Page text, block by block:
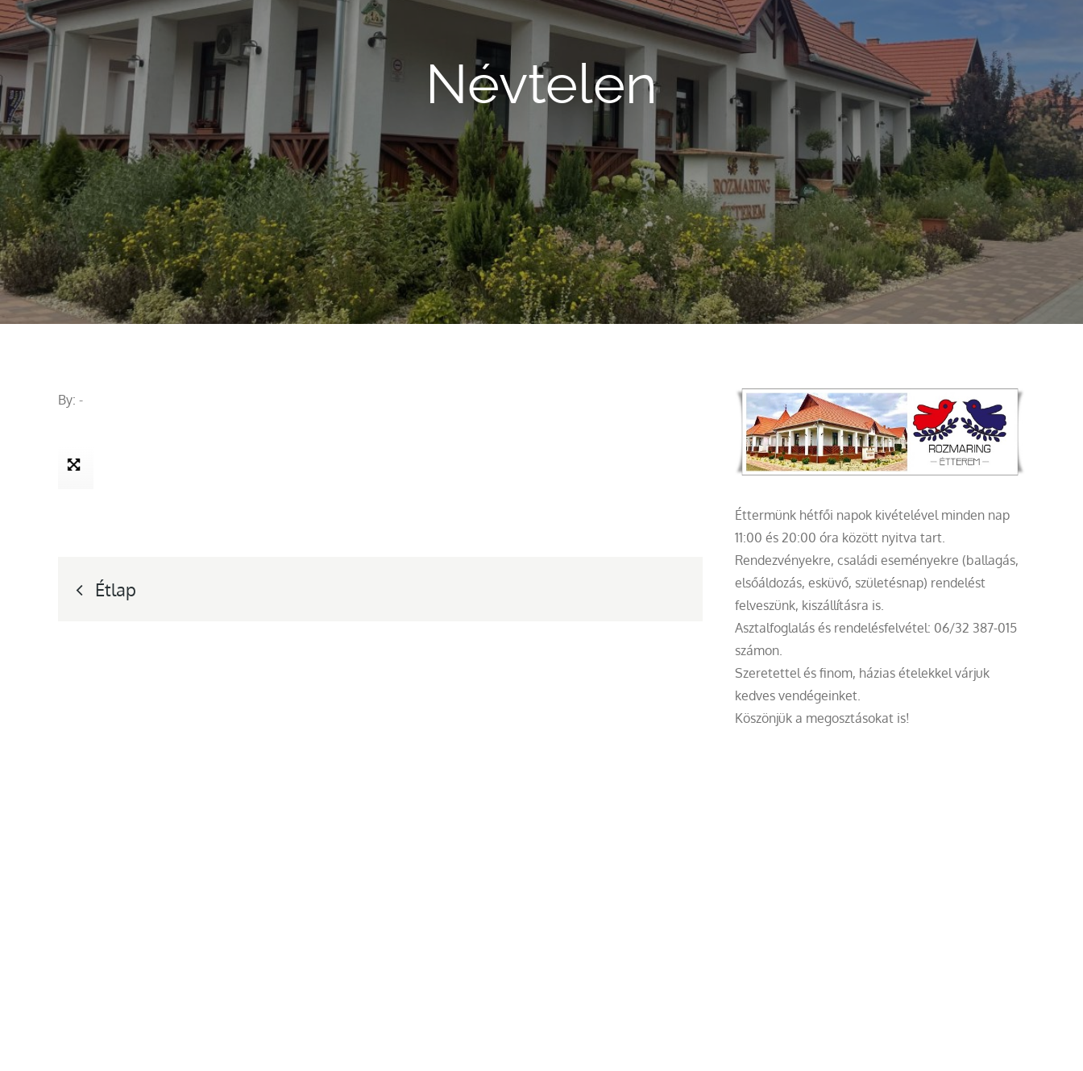
Névtelen
By: -
Bejegyzés
Étlap
Éttermünk hétfői napok kivételével minden nap
11:00 és 20:00 óra között nyitva tart.
Rendezvényekre, családi eseményekre (ballagás,
elsőáldozás, esküvő, születésnap) rendelést
felveszünk, kiszállításra is.
Asztalfoglalás és rendelésfelvétel: 06/32 387-015
számon.
Szeretettel és finom, házias ételekkel várjuk
kedves vendégeinket.
Köszönjük a megosztásokat is!